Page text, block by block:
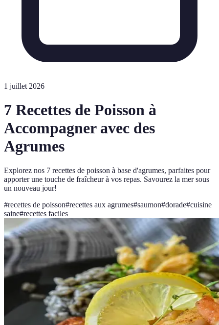
1 juillet 2026
7 Recettes de Poisson à
Accompagner avec des
Agrumes
Explorez nos 7 recettes de poisson à base d'agrumes, parfaites pour
apporter une touche de fraîcheur à vos repas. Savourez la mer sous
un nouveau jour!
#recettes de poisson#recettes aux agrumes#saumon#dorade#cuisine
saine#recettes faciles